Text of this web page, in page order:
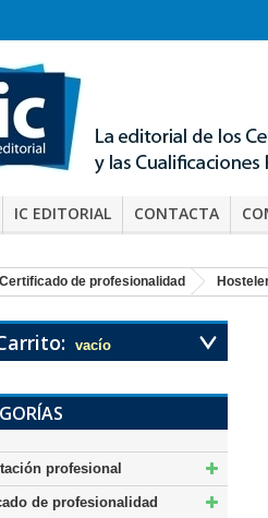
IC EDITORIAL CONTACTA
Certificado de profesionalidad
vacío
profesional
de profesionalidad